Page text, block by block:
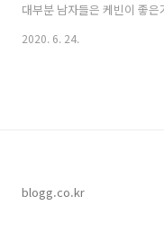
대부분 남자들은 케빈이 좋
자의 거기와 거기를 분리시켜
하던데 걱정이 좀 앞서긴 합
2020. 6. 24.
blogg.co.kr